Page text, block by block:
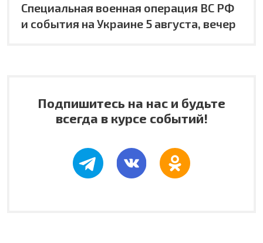
Специальная военная операция ВС РФ
и события на Украине 5 августа, вечер
Подпишитесь на нас и будьте
всегда в курсе событий!